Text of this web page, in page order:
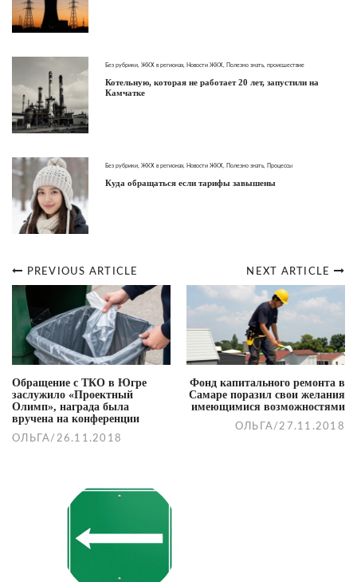
Без рубрики ЖКХ в регионах Новости ЖКХ Полезно знать, происшествие
Котельную, которая не работает 20 лет, запустили на
Камчатке
Без рубрики ЖКХ в регионах Новости ЖКХ Полезно знать, Процессы
Куда обращаться если тарифы завышены
Post
navigation
NEXT ARTICLE
Фонд капитального ремонта в
Самаре поразил свои желания
имеющимися возможностями
ОЛЬГА / 27.11.2018
PREVIOUS ARTICLE
Обращение с ТКО в Югре
заслужило «Проектный
Олимп», награда была
вручена на конференции
ОЛЬГА / 26.11.2018